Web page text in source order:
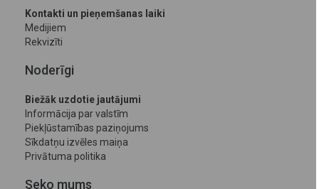
Kontakti un pieņemšanas laiki
Medijiem
Rekvizīti
Noderīgi
Biežāk uzdotie jautājumi
Informācija par valstīm
Piekļūstamības paziņojums
Sīkdatņu izvēles maiņa
Privātuma politika
Seko mums